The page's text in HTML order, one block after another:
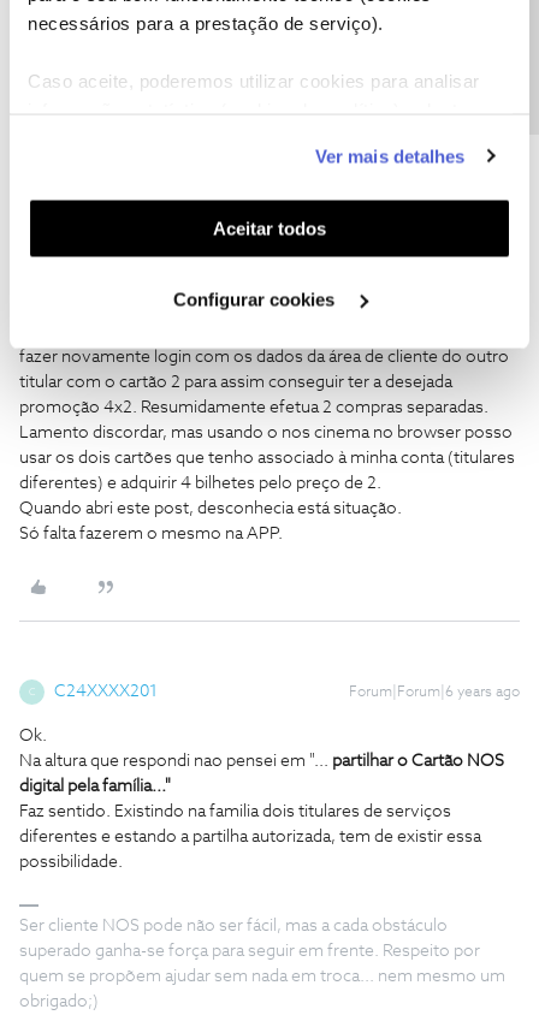
necessários para a prestação de serviço).
Caso aceite, poderemos utilizar cookies para analisar
funcionalidades (cookies de personalização e
funcionalidade) e adaptar anúncios aos seus interesses
(cookies de publicidade personalizada). Pode gerir a
utilização dos cookies clicando em "Configurar
Ver mais detalhes
Aceitar todos
Configurar cookies
Não. Os serviços são de titulares diferentes.
Forum|Forum|6 years ago
Olá@PSDML,
Para cada serviço de casa NOS é atribuído
NOSpara usufruir das vantagens da compra de 2 bilhetes pelo
que consta outro titular terá que comprar os bilhetes com o login
fazer novamente login com os dados da área de cliente do outro
titular com o cartão 2 para assim conseguir ter a desejada
promoção 4x2. Resumidamente efetua 2 compras separadas.
Lamento discordar, mas usando o nos cinema no browser posso
usar os dois cartões que tenho associado à minha conta (titulares
diferentes) e adquirir 4 bilhetes pelo preço de 2.
Quando abri este post, desconhecia está situação.
Só falta fazerem o mesmo na APP.
C C24XXXX201 Forum|Forum|6 years ago
Ok.
Na altura que respondi nao pensei em "... partilhar o Cartão NOS
digital pela família..."
Faz sentido. Existindo na familia dois titulares de serviços
diferentes e estando a partilha autorizada, tem de existir essa
possibilidade.
Ser cliente NOS pode não ser fácil, mas a cada obstáculo
superado ganha-se força para seguir em frente. Respeito por
quem se propõem ajudar sem nada em troca... nem mesmo um
obrigado;)